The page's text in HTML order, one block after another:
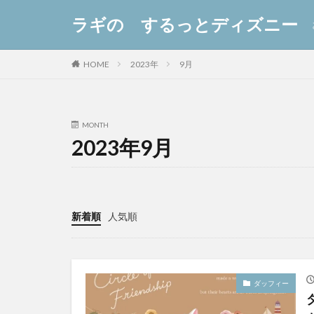
ラギの するっとディズニー
HOME 2023年 9月
MONTH
2023年9月
新着順 人気順
ダッフィー